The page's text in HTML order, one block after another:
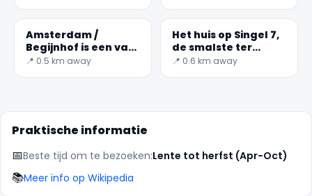
gebouwen
Amsterdam /
Begijnhof is een van
de oudste
📍 0.5 km away
Het huis op Singel 7,
de smalste ter
wereld
📍 0.6 km away
Praktische informatie
📅Beste tijd om te bezoeken:Lente tot herfst (Apr-Oct)
📚Meer info op Wikipedia